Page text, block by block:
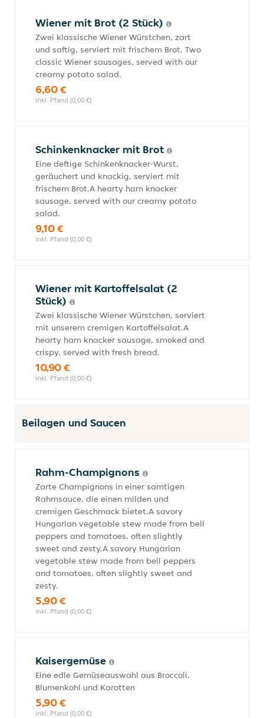
Wiener mit Brot (2 Stück)
Zwei klassische Wiener Würstchen, zart
und saftig, serviert mit frischem Brot. Two
classic Wiener sausages, served with our
creamy potato salad.
6,60 €
inkl. Pfand (0,00 €)
Schinkenknacker mit Brot
Eine deftige Schinkenknacker-Wurst,
geräuchert und knackig, serviert mit
frischem Brot.A hearty ham knacker
sausage, served with our creamy potato
salad.
9,10 €
inkl. Pfand (0,00 €)
Wiener mit Kartoffelsalat (2
Stück)
Zwei klassische Wiener Würstchen, serviert
mit unserem cremigen Kartoffelsalat.A
hearty ham knacker sausage, smoked and
crispy, served with fresh bread.
10,90 €
inkl. Pfand (0,00 €)
Beilagen und Saucen
Rahm-Champignons
Zarte Champignons in einer samtigen
Rahmsauce, die einen milden und
cremigen Geschmack bietet.A savory
Hungarian vegetable stew made from bell
peppers and tomatoes, often slightly
sweet and zesty.A savory Hungarian
vegetable stew made from bell peppers
and tomatoes, often slightly sweet and
zesty.
5,90 €
inkl. Pfand (0,00 €)
Kaisergemüse
Eine edle Gemüseauswahl aus Broccoli,
Blumenkohl und Karotten
5,90 €
inkl. Pfand (0,00 €)